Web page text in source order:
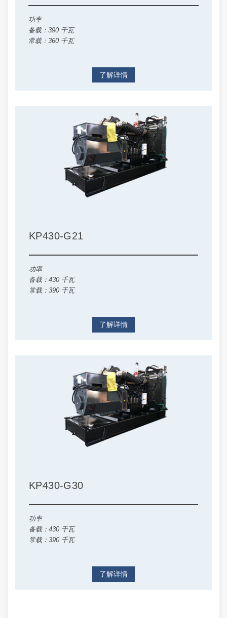
功率
备载：390 千瓦
常载：360 千瓦
了解详情
KP430-G21
功率
备载：430 千瓦
常载：390 千瓦
了解详情
KP430-G30
功率
备载：430 千瓦
常载：390 千瓦
了解详情